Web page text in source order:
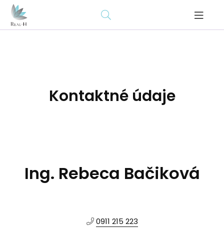
Kontaktné údaje
Ing. Rebeca Bačiková
0911 215 223